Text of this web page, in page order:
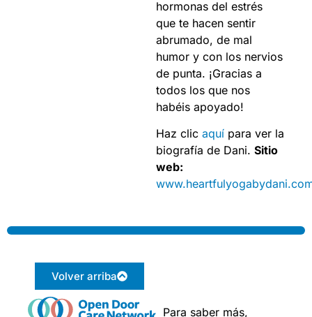
hormonas del estrés
que te hacen sentir
abrumado, de mal
humor y con los nervios
de punta. ¡Gracias a
todos los que nos
habéis apoyado!
Haz clic aquí para ver la
biografía de Dani. Sitio
web:
Volver arriba
Para saber más,